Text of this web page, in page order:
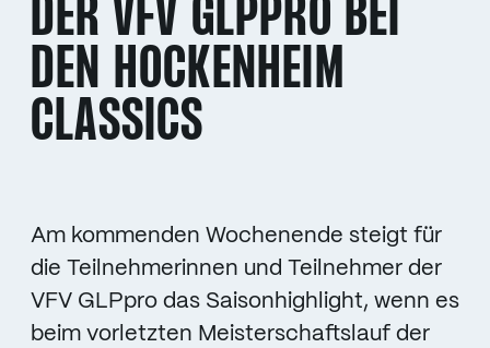
DER VFV GLPPRO BEI
DEN HOCKENHEIM
CLASSICS
Am kommenden Wochenende steigt für
die Teilnehmerinnen und Teilnehmer der
VFV GLPpro das Saisonhighlight, wenn es
beim vorletzten Meisterschaftslauf der